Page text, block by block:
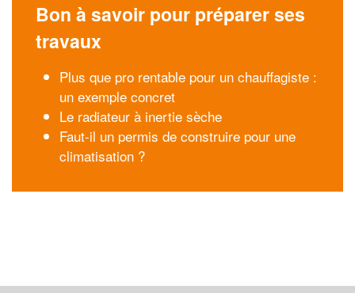
Bon à savoir pour préparer ses
travaux
Plus que pro rentable pour un chauffagiste :
un exemple concret
Le radiateur à inertie sèche
Faut-il un permis de construire pour une
climatisation ?